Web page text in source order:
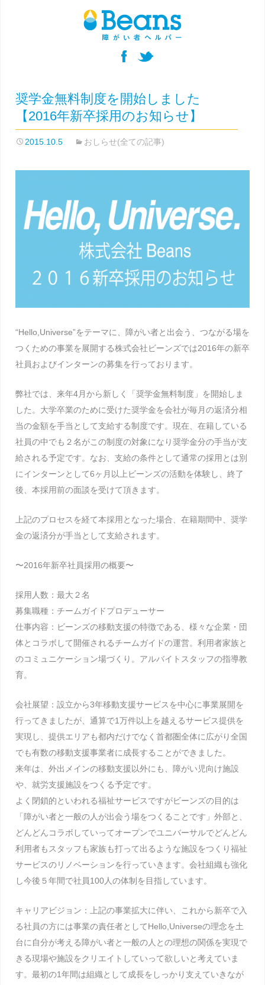
奨学金無料制度を開始しました
【2016年新卒採用のお知らせ】
2015.10.5 おしらせ(全ての記事)
“Hello,Universe”をテーマに、障がい者と出会う、つながる場を
つくための事業を展開する株式会社ビーンズでは2016年の新卒
社員およびインターンの募集を行っております。
弊社では、来年4月から新しく「奨学金無料制度」を開始しま
した。大学卒業のために受けた奨学金を会社が毎月の返済分相
当の金額を手当として支給する制度です。現在、在籍している
社員の中でも２名がこの制度の対象になり奨学金分の手当が支
給される予定です。なお、支給の条件として通常の採用とは別
にインターンとして6ヶ月以上ビーンズの活動を体験し、終了
後、本採用前の面談を受けて頂きます。
上記のプロセスを経て本採用となった場合、在籍期間中、奨学
金の返済分が手当として支給されます。
〜2016年新卒社員採用の概要〜
採用人数：最大２名
募集職種：チームガイドプロデューサー
仕事内容：ビーンズの移動支援の特徴である、様々な企業・団
体とコラボして開催されるチームガイドの運営。利用者家族と
のコミュニケーション場づくり。アルバイトスタッフの指導教
育。
会社展望：設立から3年移動支援サービスを中心に事業展開を
行ってきましたが、通算で1万件以上を越えるサービス提供を
実現し、提供エリアも都内だけでなく首都圏全体に広がり全国
でも有数の移動支援事業者に成長することができました。
来年は、外出メインの移動支援以外にも、障がい児向け施設
や、就労支援施設をつくる予定です。
よく閉鎖的といわれる福祉サービスですがビーンズの目的は
「障がい者と一般の人が出会う場をつくることです」外部と、
どんどんコラボしていってオープンでユニバーサルでどんどん
利用者もスタッフも家族も打って出るような施設をつくり福祉
サービスのリノベーションを行っていきます。会社組織も強化
し今後５年間で社員100人の体制を目指しています。
キャリアビジョン：上記の事業拡大に伴い、これから新卒で入
る社員の方には事業の責任者としてHello,Universeの理念を土
台に自分が考える障がい者と一般の人との理想の関係を実現で
きる現場や施設をクリエイトしていって欲しいと考えていま
す。最初の1年間は組織として成長をしっかり支えていきなが